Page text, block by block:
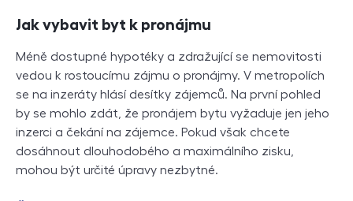
Jak vybavit byt k pronájmu
Méně dostupné hypotéky a zdražující se nemovitosti
vedou k rostoucímu zájmu o pronájmy. V metropolích
se na inzeráty hlásí desítky zájemců. Na první pohled
by se mohlo zdát, že pronájem bytu vyžaduje jen jeho
inzerci a čekání na zájemce. Pokud však chcete
dosáhnout dlouhodobého a maximálního zisku,
mohou být určité úpravy nezbytné.